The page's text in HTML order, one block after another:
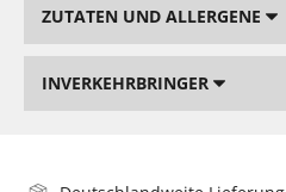
ZUTATEN UND ALLERGENE
INVERKEHRBRINGER